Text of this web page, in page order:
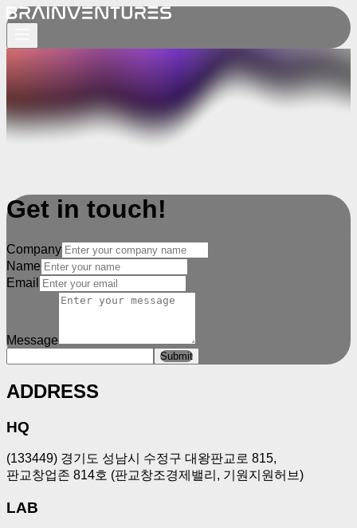
Get in touch!
Company
Name
Email
Message
Submit
ADDRESS
HQ
(133449) 경기도 성남시 수정구 대왕판교로 815,
판교창업존 814호 (판교창조경제밸리, 기원지원허브)
LAB